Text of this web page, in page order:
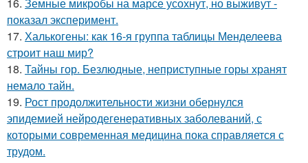
16. Земные микробы на марсе усохнут, но выживут -
показал эксперимент.
17. Халькогены: как 16-я группа таблицы Менделеева
строит наш мир?
18. Тайны гор. Безлюдные, неприступные горы хранят
немало тайн.
19. Рост продолжительности жизни обернулся
эпидемией нейродегенеративных заболеваний, с
которыми современная медицина пока справляется с
трудом.